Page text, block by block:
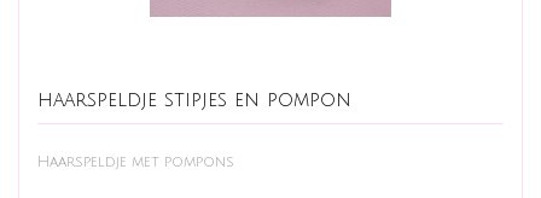
haarspeldje stipjes en pompon
Haarspeldje met pompons